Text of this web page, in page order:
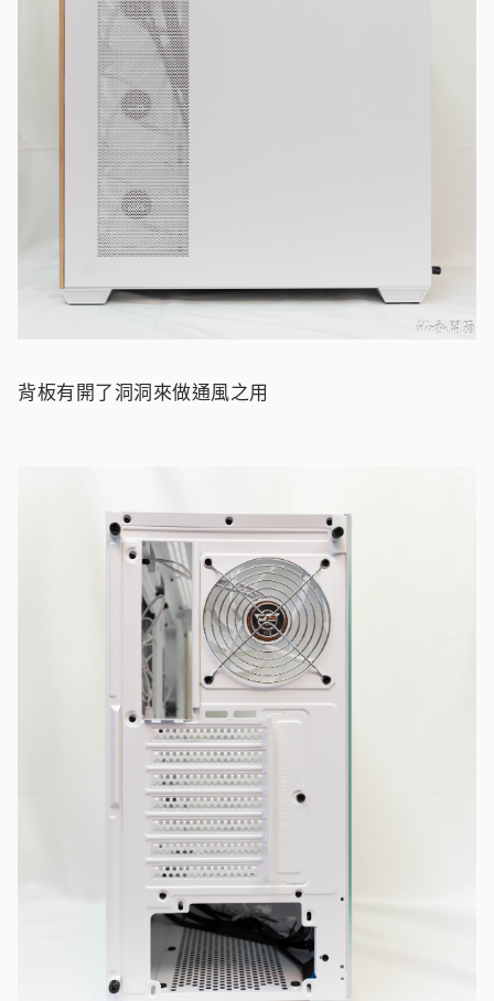
背板有開了洞洞來做通風之用